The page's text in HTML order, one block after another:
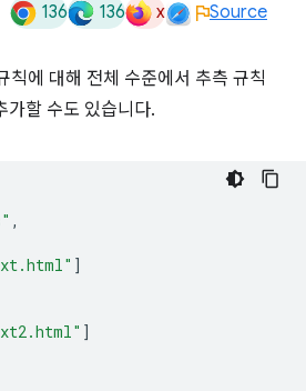
136 136 x Source
칙에 대해 전체 수준에서 추측 규칙
가할 수도 있습니다.
,
]
]